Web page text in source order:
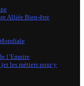
Alliée Bien-être
l’Empire
(et les métiers pour y